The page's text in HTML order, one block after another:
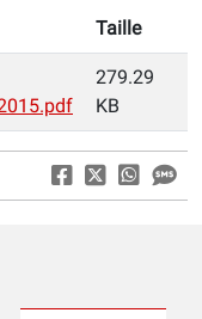
Taille
279.29
KB